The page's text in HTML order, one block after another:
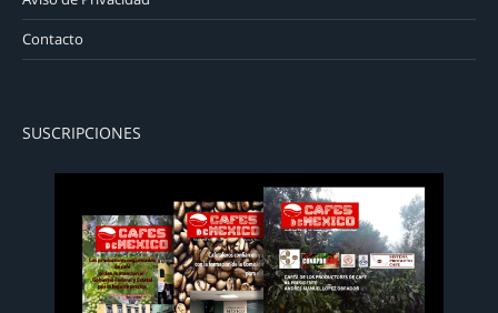
Contacto
SUSCRIPCIONES